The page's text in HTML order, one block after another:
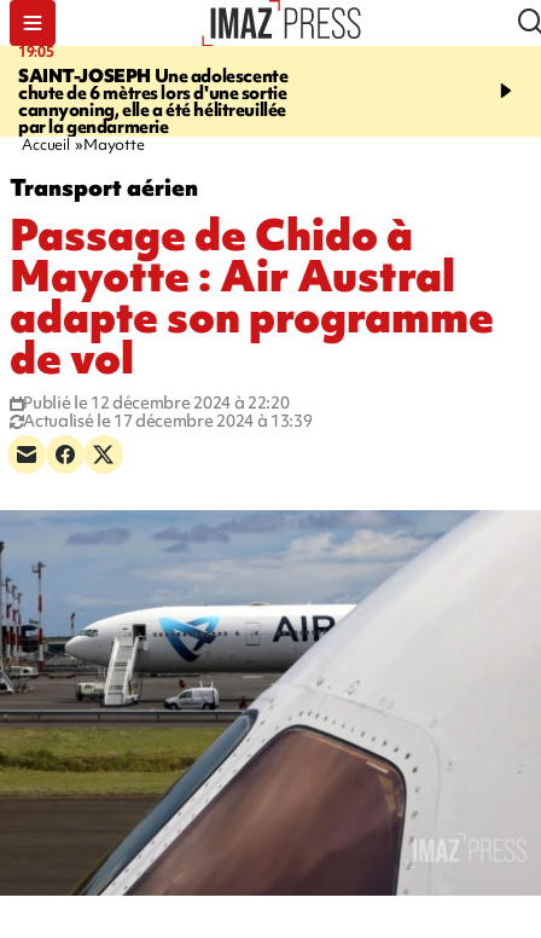
19:05
SAINT-JOSEPH Une adolescente
chute de 6 mètres lors d'une sortie
cannyoning, elle a été hélitreuillée
par la gendarmerie
20:44
rouée de coups,
Accueil Mayotte
Transport aérien
Passage de Chido à
Mayotte : Air Austral
adapte son programme
de vol
Publié le 12 décembre 2024 à 22:20
Actualisé le 17 décembre 2024 à 13:39